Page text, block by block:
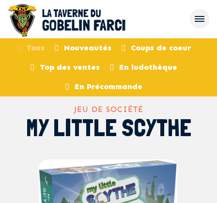
Tous Nouveautés Coups de coeur
Top des ventes En ludothèque
En Précommande
JEU DE SOCIÉTÉ
MY LITTLE SCYTHE